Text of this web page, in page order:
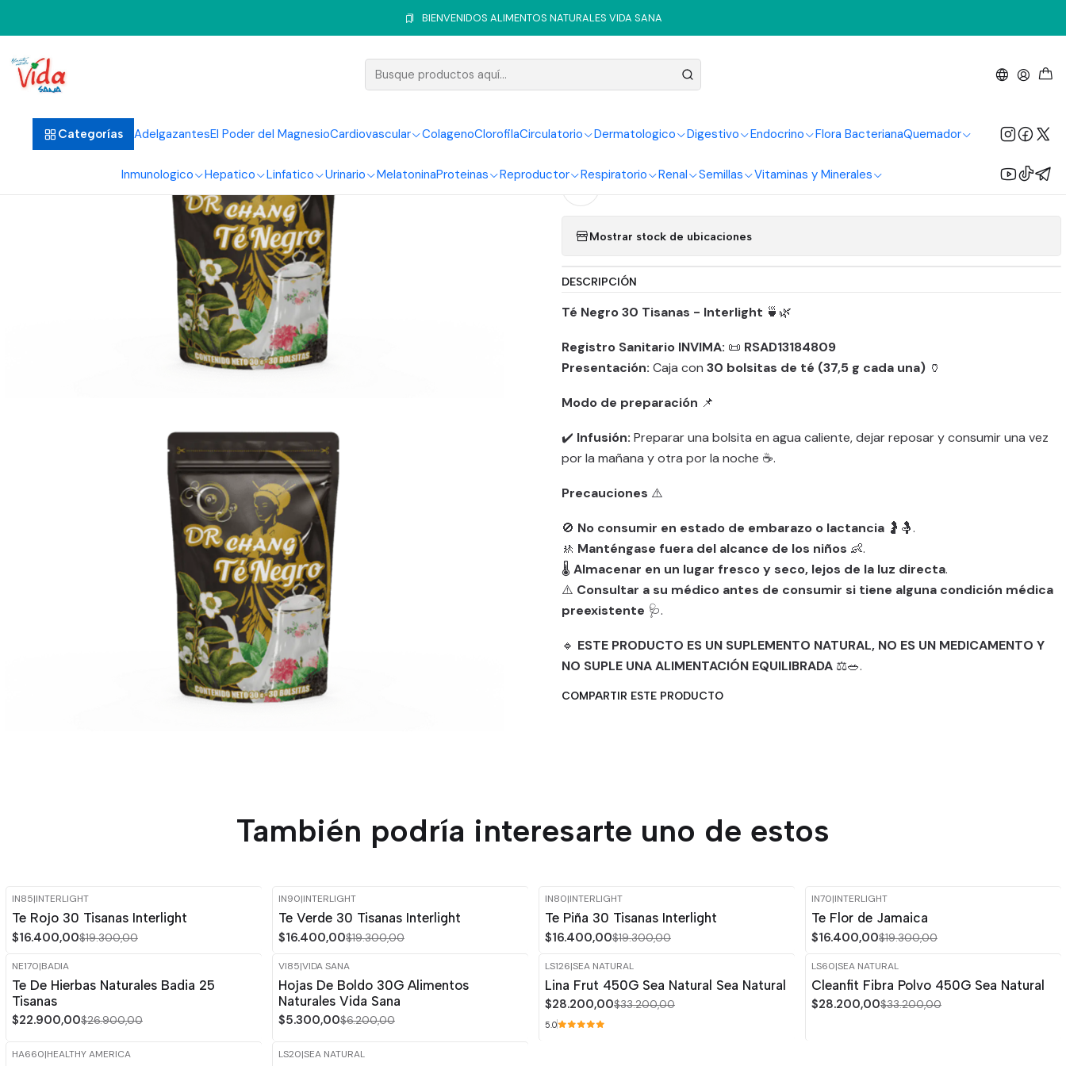
Categorías AdelgazantesEl Poder del MagnesioCardiovascular ColagenoClorofilaCirculatorio Dermatologico Digestivo Endocrino Flora BacterianaQuemador
Inmunologico Hepatico Linfatico Urinario MelatoninaProteinas Reproductor Respiratorio Renal Semillas Vitaminas y Minerales
BIENVENIDOS ALIMENTOS NATURALES VIDA SANA
Sistema Digestivo Laxantes Te Negro 30 Tisanas Interlight
Te Negro 30 Tisanas Interlight
Agregar al Carrito Comprar ahora
Mostrar stock de ubicaciones
DESCRIPCIÓN
Té Negro 30 Tisanas - Interlight 🍵🌿
Registro Sanitario INVIMA: 📜 RSAD13184809
Presentación: Caja con 30 bolsitas de té (37,5 g cada una) 🏺
Modo de preparación 📌
✔️ Infusión: Preparar una bolsita en agua caliente, dejar reposar y consumir una vez
por la mañana y otra por la noche ☕.
Precauciones ⚠️
🚫 No consumir en estado de embarazo o lactancia 🤰🤱.
🚸 Manténgase fuera del alcance de los niños 👶.
🌡️ Almacenar en un lugar fresco y seco, lejos de la luz directa.
⚠️ Consultar a su médico antes de consumir si tiene alguna condición médica
preexistente 🩺.
🔹 ESTE PRODUCTO ES UN SUPLEMENTO NATURAL, NO ES UN MEDICAMENTO Y
NO SUPLE UNA ALIMENTACIÓN EQUILIBRADA ⚖️🥗.
COMPARTIR ESTE PRODUCTO
También podría interesarte uno de estos
-15%
IN85|INTERLIGHT
Te Rojo 30 Tisanas Interlight
$16.400,00$19.300,00
-15%
IN90|INTERLIGHT
Te Verde 30 Tisanas Interlight
$16.400,00$19.300,00
-15%
IN80|INTERLIGHT
Te Piña 30 Tisanas Interlight
$16.400,00$19.300,00
-15%
IN70|INTERLIGHT
Te Flor de Jamaica
$16.400,00$19.300,00
-15%OFF
NE170|BADIA
Te De Hierbas Naturales Badia 25
Tisanas
$22.900,00$26.900,00
-15% OFF
VI85|VIDA SANA
Hojas De Boldo 30G Alimentos
Naturales Vida Sana
$5.300,00$6.200,00
-15%OFF
LS126|SEA NATURAL
Lina Frut 450G Sea Natural Sea Natural
$28.200,00$33.200,00
5.0
-15%OFF
LS60|SEA NATURAL
Cleanfit Fibra Polvo 450G Sea Natural
$28.200,00$33.200,00
OFF
HA660|HEALTHY AMERICA
-15%
LS20|SEA NATURAL